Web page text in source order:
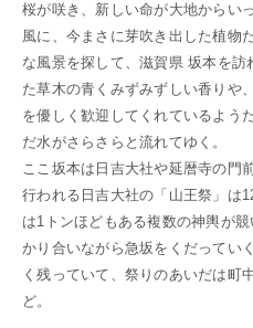
桜が咲き、新しい命が大地からい
風に、今まさに芽吹き出した植物
な風景を探して、滋賀県 坂本を
た草木の青くみずみずしい香りや
を優しく歓迎してくれているよう
だ水がさらさらと流れてゆく。
ここ坂本は日吉大社や延暦寺の門
行われる日吉大社の「山王祭」は
は1トンほどもある複数の神輿が
かり合いながら急坂をくだってい
く残っていて、祭りのあいだは町
ど。